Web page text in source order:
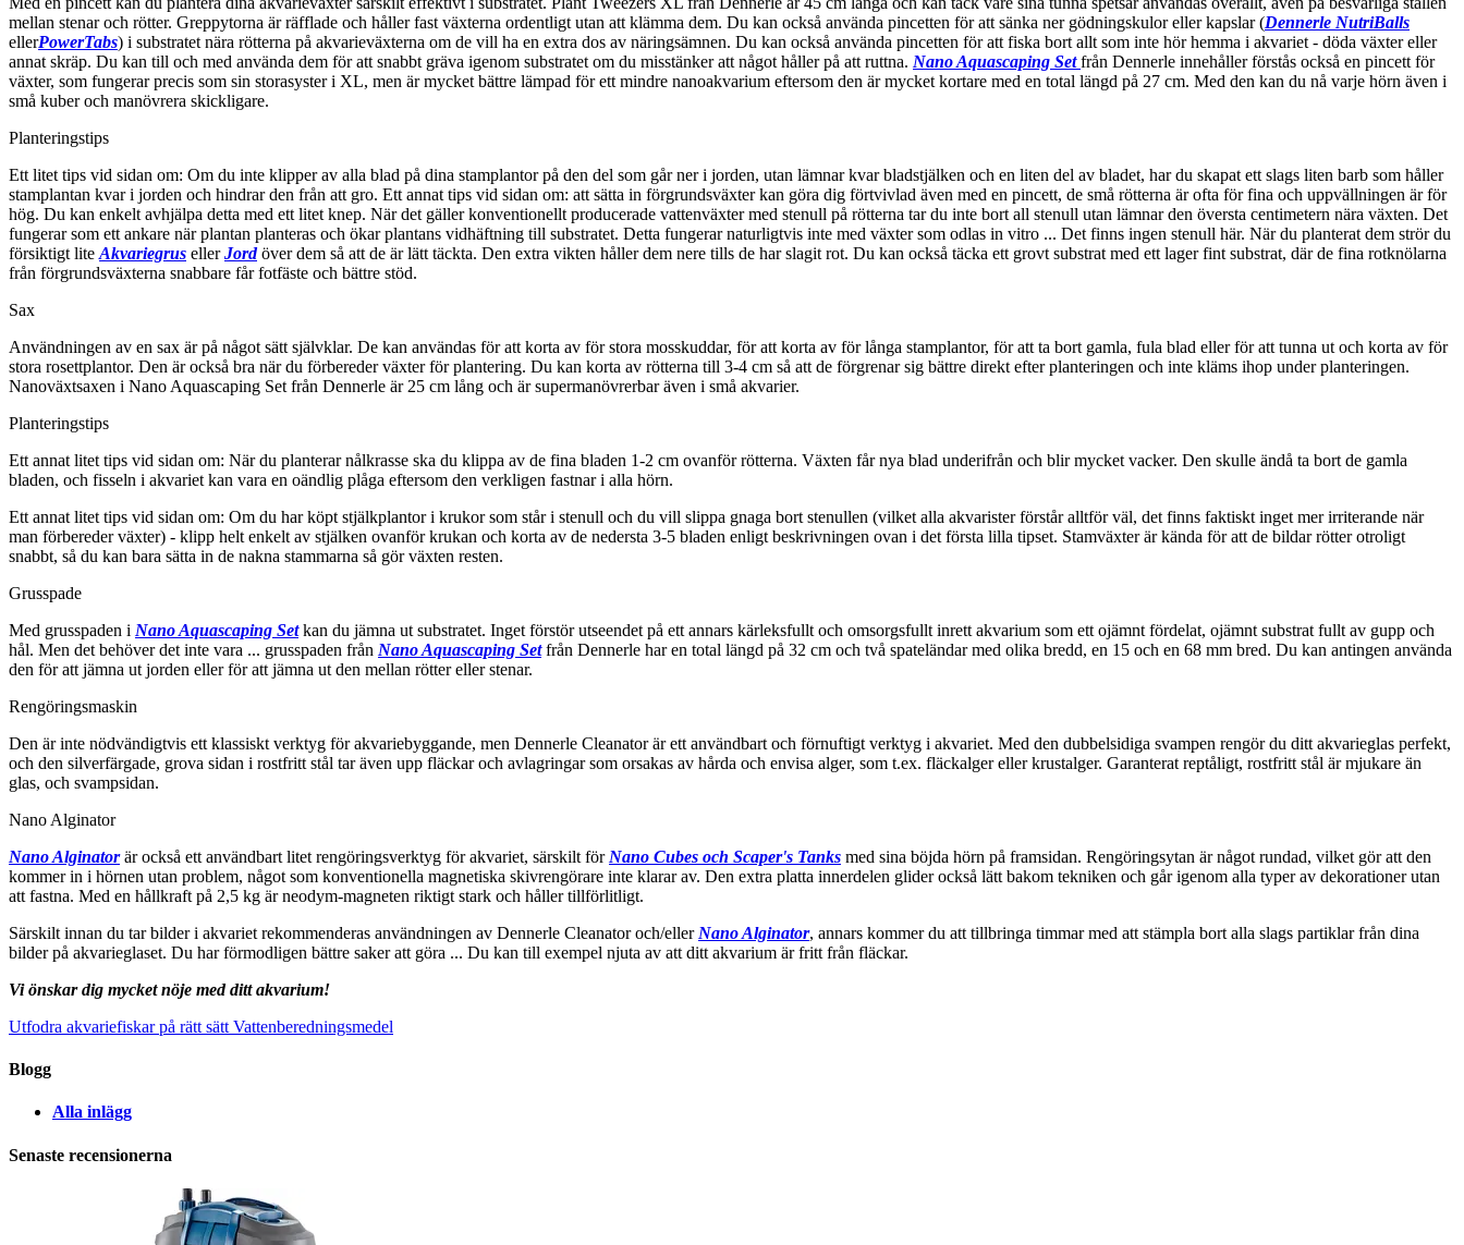
mellan stenar och rötter. Greppytorna är räfflade och håller fast växterna ordentligt utan att klämma dem. Du kan också använda pincetten för att sänka ner gödningskulor eller kapslar (Dennerle NutriBalls
ellerPowerTabs) i substratet nära rötterna på akvarieväxterna om de vill ha en extra dos av näringsämnen. Du kan också använda pincetten för att fiska bort allt som inte hör hemma i akvariet - döda växter eller
annat skräp. Du kan till och med använda dem för att snabbt gräva igenom substratet om du misstänker att något håller på att ruttna. Nano Aquascaping Setfrån Dennerle innehåller förstås också en pincett för
växter, som fungerar precis som sin storasyster i XL, men är mycket bättre lämpad för ett mindre nanoakvarium eftersom den är mycket kortare med en total längd på 27 cm. Med den kan du nå varje hörn även i
små kuber och manövrera skickligare.
Planteringstips
Ett litet tips vid sidan om: Om du inte klipper av alla blad på dina stamplantor på den del som går ner i jorden, utan lämnar kvar bladstjälken och en liten del av bladet, har du skapat ett slags liten barb som håller
stamplantan kvar i jorden och hindrar den från att gro. Ett annat tips vid sidan om: att sätta in förgrundsväxter kan göra dig förtvivlad även med en pincett, de små rötterna är ofta för fina och uppvällningen är för
hög. Du kan enkelt avhjälpa detta med ett litet knep. När det gäller konventionellt producerade vattenväxter med stenull på rötterna tar du inte bort all stenull utan lämnar den översta centimetern nära växten. Det
fungerar som ett ankare när plantan planteras och ökar plantans vidhäftning till substratet. Detta fungerar naturligtvis inte med växter som odlas in vitro ... Det finns ingen stenull här. När du planterat dem strör du
försiktigt lite Akvariegrus ellerJordöver dem så att de är lätt täckta. Den extra vikten håller dem nere tills de har slagit rot. Du kan också täcka ett grovt substrat med ett lager fint substrat, där de fina rotknölarna
från förgrundsväxterna snabbare får fotfäste och bättre stöd.
Sax
Användningen av en sax är på något sätt självklar. De kan användas för att korta av för stora mosskuddar, för att korta av för långa stamplantor, för att ta bort gamla, fula blad eller för att tunna ut och korta av för
stora rosettplantor. Den är också bra när du förbereder växter för plantering. Du kan korta av rötterna till 3-4 cm så att de förgrenar sig bättre direkt efter planteringen och inte kläms ihop under planteringen.
Nanoväxtsaxen i Nano Aquascaping Set från Dennerle är 25 cm lång och är supermanövrerbar även i små akvarier.
Planteringstips
Ett annat litet tips vid sidan om: När du planterar nålkrasse ska du klippa av de fina bladen 1-2 cm ovanför rötterna. Växten får nya blad underifrån och blir mycket vacker. Den skulle ändå ta bort de gamla
bladen, och fisseln i akvariet kan vara en oändlig plåga eftersom den verkligen fastnar i alla hörn.
Ett annat litet tips vid sidan om: Om du har köpt stjälkplantor i krukor som står i stenull och du vill slippa gnaga bort stenullen (vilket alla akvarister förstår alltför väl, det finns faktiskt inget mer irriterande när
man förbereder växter) - klipp helt enkelt av stjälken ovanför krukan och korta av de nedersta 3-5 bladen enligt beskrivningen ovan i det första lilla tipset. Stamväxter är kända för att de bildar rötter otroligt
snabbt, så du kan bara sätta in de nakna stammarna så gör växten resten.
Grusspade
Med grusspaden i Nano Aquascaping Setkan du jämna ut substratet. Inget förstör utseendet på ett annars kärleksfullt och omsorgsfullt inrett akvarium som ett ojämnt fördelat, ojämnt substrat fullt av gupp och
hål. Men det behöver det inte vara ... grusspaden från Nano Aquascaping Setfrån Dennerle har en total längd på 32 cm och två spateländar med olika bredd, en 15 och en 68 mm bred. Du kan antingen använda
den för att jämna ut jorden eller för att jämna ut den mellan rötter eller stenar.
Rengöringsmaskin
Den är inte nödvändigtvis ett klassiskt verktyg för akvariebyggande, men Dennerle Cleanator är ett användbart och förnuftigt verktyg i akvariet. Med den dubbelsidiga svampen rengör du ditt akvarieglas perfekt,
och den silverfärgade, grova sidan i rostfritt stål tar även upp fläckar och avlagringar som orsakas av hårda och envisa alger, som t.ex. fläckalger eller krustalger. Garanterat reptåligt, rostfritt stål är mjukare än
glas, och svampsidan.
Nano Alginator
Nano Alginatorär också ett användbart litet rengöringsverktyg för akvariet, särskilt för Nano Cubes och Scaper's Tanks med sina böjda hörn på framsidan. Rengöringsytan är något rundad, vilket gör att den
kommer in i hörnen utan problem, något som konventionella magnetiska skivrengörare inte klarar av. Den extra platta innerdelen glider också lätt bakom tekniken och går igenom alla typer av dekorationer utan
att fastna. Med en hållkraft på 2,5 kg är neodym-magneten riktigt stark och håller tillförlitligt.
Särskilt innan du tar bilder i akvariet rekommenderas användningen av Dennerle Cleanator och/eller Nano Alginator, annars kommer du att tillbringa timmar med att stämpla bort alla slags partiklar från dina
bilder på akvarieglaset. Du har förmodligen bättre saker att göra ... Du kan till exempel njuta av att ditt akvarium är fritt från fläckar.
Vi önskar dig mycket nöje med ditt akvarium!
Utfodra akvariefiskar på rätt sätt Vattenberedningsmedel
Blogg
Alla inlägg
Senaste recensionerna